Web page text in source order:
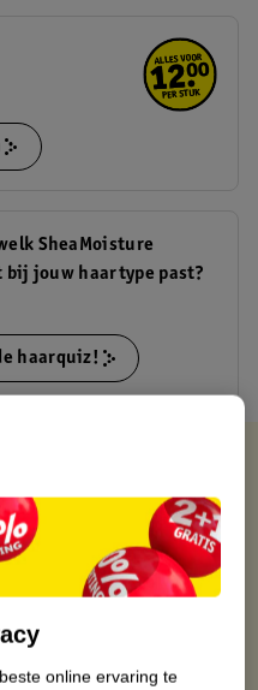
SheaMoisture
bij jouw haartype past?
haarquiz!
volgende dag in huis
online ervaring te